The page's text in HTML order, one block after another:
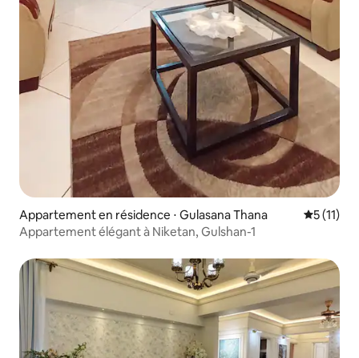
Appartement en résidence ⋅ Gulasana Thana
5 (11)
Appartement élégant à Niketan, Gulshan-1